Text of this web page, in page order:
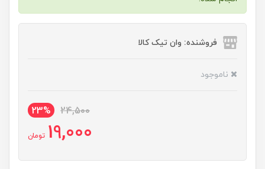
فروشنده: وان تیک کالا
ناموجود
24,500
23%
19,000 تومان